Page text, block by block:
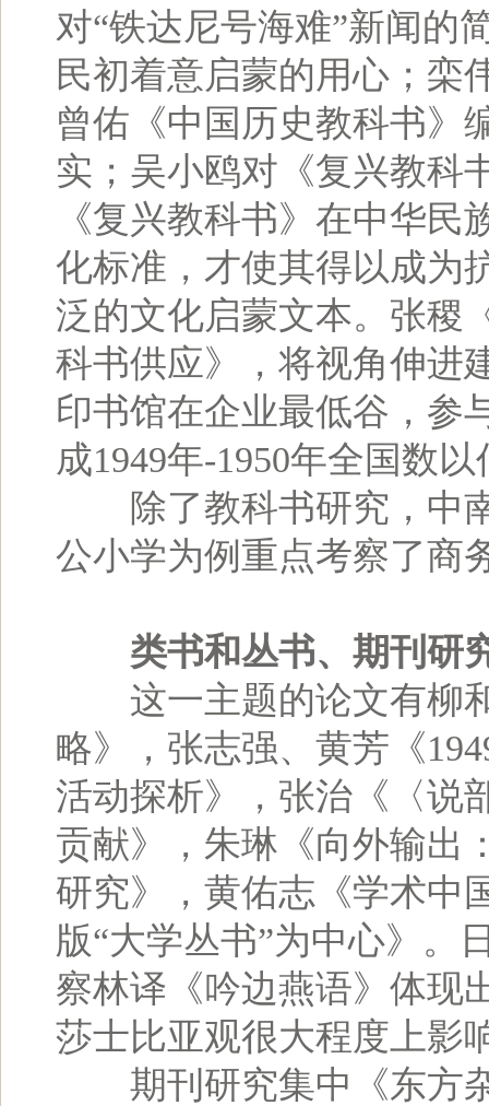
对“铁达尼号海难”新闻的
民初着意启蒙的用心；栾
曾佑《中国历史教科书》
实；吴小鸥对《复兴教科
《复兴教科书》在中华
化标准，才使其得以成为
泛的文化启蒙文本。张稷
科书供应》，将视角伸进
印书馆在企业最低谷，参
成1949年-1950年全国数
除了教科书研究，中南
公小学为例重点考察了商
类书和丛书、期刊研
这一主题的论文有柳和
略》，张志强、黄芳《
活动探析》，张治《〈说
贡献》，朱琳《向外输出
研究》，黄佑志《学术
版“大学丛书”为中心》。
察林译《吟边燕语》体现
莎士比亚观很大程度上影
期刊研究集中《东方杂